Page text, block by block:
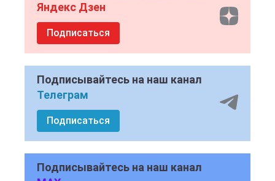
Яндекс Дзен
Подписаться
Подписывайтесь на наш канал
Телеграм
Подписаться
Подписывайтесь на наш канал